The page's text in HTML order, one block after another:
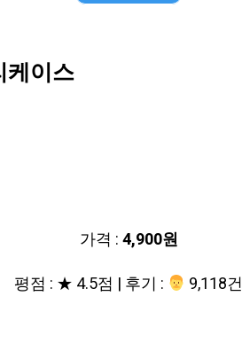
케이스
가격 :4,900원
평점 : ★ 4.5점 | 후기 :
‍‍ 9,118건